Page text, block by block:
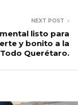
NEXT POST
listo para
y bonito a la
Querétaro.